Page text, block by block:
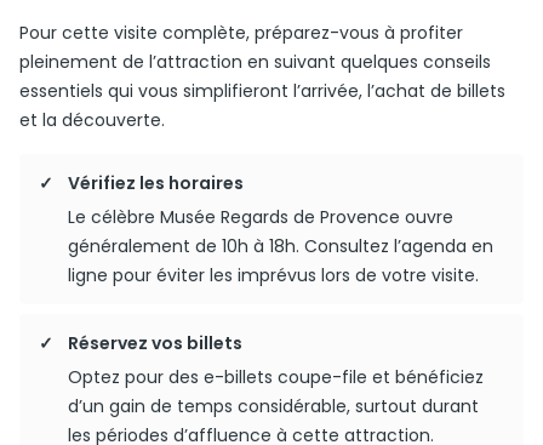
Pour cette visite complète, préparez-vous à profiter
pleinement de l’attraction en suivant quelques conseils
essentiels qui vous simplifieront l’arrivée, l’achat de billets
et la découverte.
Vérifiez les horaires
Le célèbre Musée Regards de Provence ouvre
généralement de 10h à 18h. Consultez l’agenda en
ligne pour éviter les imprévus lors de votre visite.
Réservez vos billets
Optez pour des e-billets coupe-file et bénéficiez
d’un gain de temps considérable, surtout durant
les périodes d’affluence à cette attraction.